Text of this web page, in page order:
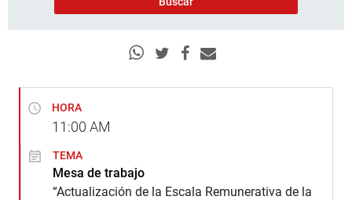
HORA
11:00 AM
TEMA
Mesa de trabajo
“Actualización de la Escala Remunerativa de la